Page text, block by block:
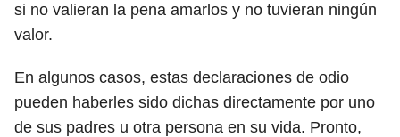
si no valieran la pena amarlos y no tuvieran ningún
valor.
En algunos casos, estas declaraciones de odio
pueden haberles sido dichas directamente por uno
de sus padres u otra persona en su vida. Pronto,